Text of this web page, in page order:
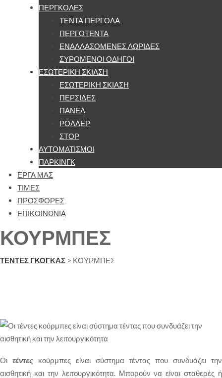
ΠΕΡΓΚΟΛΕΣ
ΤΕΝΤΑ ΠΕΡΓΟΛΑ
ΠΕΡΓΟΤΕΝΤΑ
ΕΝΑΛΛΑΣΟΜΕΝΕΣ ΛΩΡΙΔΕΣ
ΣΥΡΟΜΕΝΟΙ ΟΔΗΓΟΙ
ΕΣΩΤΕΡΙΚΗ ΣΚΙΑΣΗ
ΕΣΩΤΕΡΙΚΗ ΣΚΙΑΣΗ
ΠΕΡΣΙΔΕΣ
ΠΑΝΕΛ
ΡΟΛΛΕΡ
ΣΤΟΡ
ΑΥΤΟΜΑΤΙΣΜΟΙ
ΠΑΡΚΙΝΓΚ
ΕΡΓΑ ΜΑΣ
ΤΙΜΕΣ
ΠΡΟΣΦΟΡΕΣ
ΕΠΙΚΟΙΝΩΝΙΑ
ΚΟΥΡΜΠΕΣ
ΤΕΝΤΕΣ ΓΚΟΓΚΑΣ > ΚΟΥΡΜΠΕΣ
Οι τέντεςκούρμπες είναι σύστημα τέντας που συνδυάζει την
αισθητική και την λειτουργικότητα. Μπορούν να είναι σταθερές ή